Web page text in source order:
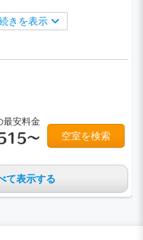
きを表示
最安料金
～ 空室を検索
て表示する